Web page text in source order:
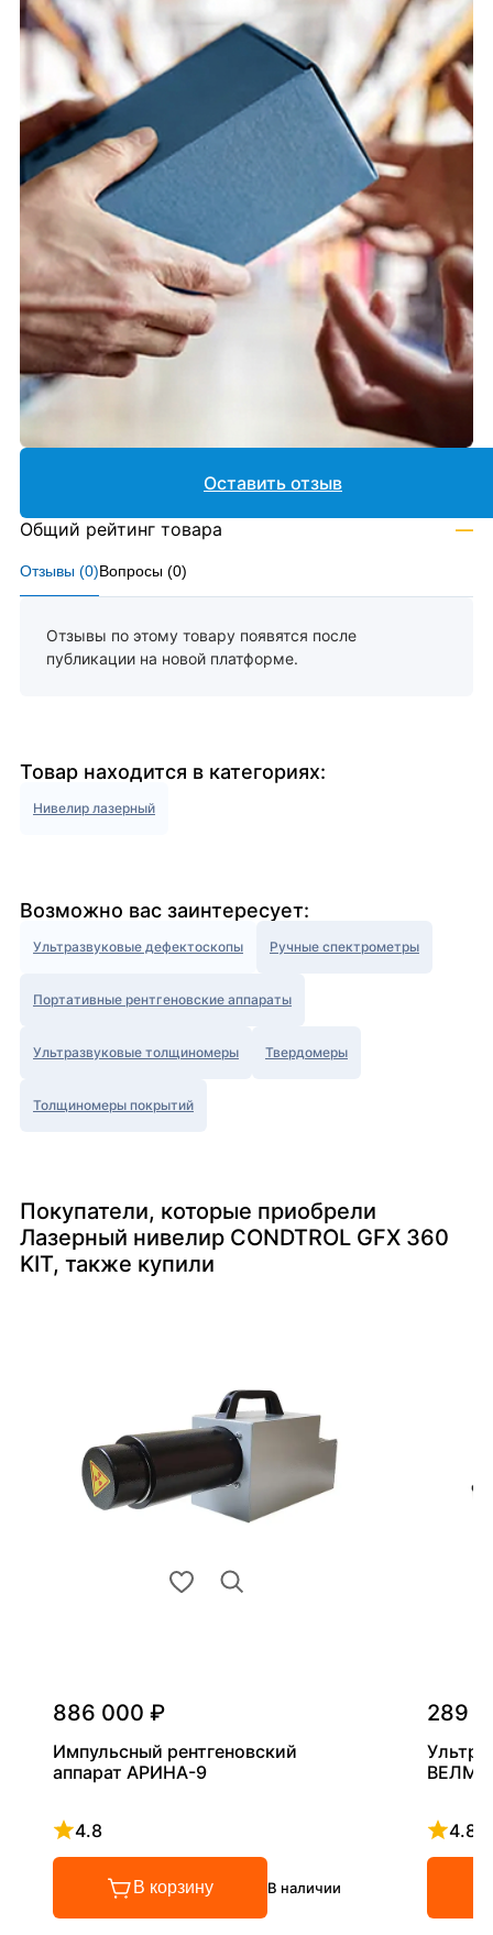
Отзывы (0)Вопросы (0)
Отзывы по этому товару появятся после
публикации на новой платформе.
Оставить отзыв
Общий рейтинг товара —
Товар находится в категориях:
Нивелир лазерный
Возможно вас заинтересует:
Ультразвуковые дефектоскопы Ручные спектрометры
Портативные рентгеновские аппараты
Ультразвуковые толщиномеры Твердомеры
Толщиномеры покрытий
Покупатели, которые приобрели
Лазерный нивелир CONDTROL GFX 360
KIT, также купили
886 000 ₽
Импульсный рентгеновский
аппарат АРИНА-9
4.8
Рейтинг 4.8 из 5
В корзину В наличии
289
4.8